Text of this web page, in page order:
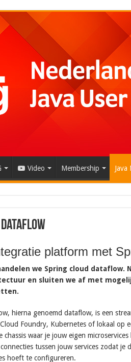
Video Membership Java
dataflow
platform met
we Spring cloud dataflow.
en sluiten we af met
hierna genoemd dataflow, is een
Foundry, Kubernetes of lokaal op
chassis waar je jouw eigen
tussen jouw services zodat
hoeft te configureren.